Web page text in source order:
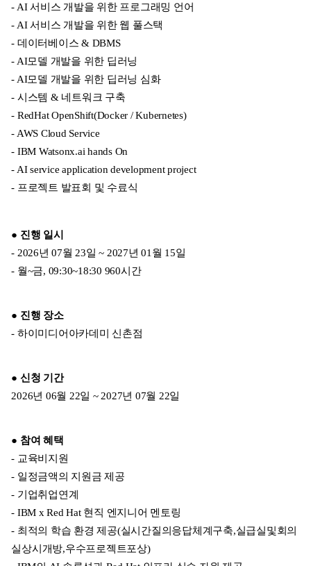
- AI 서비스 개발을 위한 프로그래밍 언어
- AI 서비스 개발을 위한 웹 풀스택
- 데이터베이스 & DBMS
- AI모델 개발을 위한 딥러닝
- AI모델 개발을 위한 딥러닝 심화
- 시스템 & 네트워크 구축
- RedHat OpenShift(Docker / Kubernetes)
- AWS Cloud Service
- IBM Watsonx.ai hands On
- AI service application development project
- 프로젝트 발표회 및 수료식
● 진행 일시
- 2026년 07월 23일 ~ 2027년 01월 15일
- 월~금, 09:30~18:30 960시간
● 진행 장소
- 하이미디어아카데미 신촌점
● 신청 기간
2026년 06월 22일 ~ 2027년 07월 22일
● 참여 혜택
- 교육비지원
- 일정금액의 지원금 제공
- 기업취업연계
- IBM x Red Hat 현직 엔지니어 멘토링
- 최적의 학습 환경 제공(실시간질의응답체계구축,실급실및회의
실상시개방,우수프로젝트포상)